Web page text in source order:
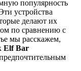
популярность
устройства
делают их
по сравнению с
мы расскажем,
Elf Bar